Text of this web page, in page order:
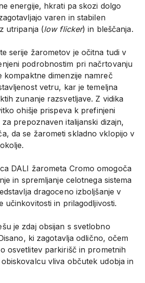
energije, hkrati pa skozi dolgo
varen in stabilen
utripanja (low flicker) in bleščanja.
serije žarometov je očitna tudi v
podrobnostim pri načrtovanju
kompaktne dimenzije namreč
vetru, kar je temeljna
zunanje razsvetljave. Z vidika
ohišje prispeva k prefinjeni
prepoznaven italijanski dizajn,
da se žarometi skladno vklopijo v
DALI žarometa Cromo omogoča
in spremljanje celotnega sistema
dragoceno izboljšanje v
učinkovitosti in prilagodljivosti.
je zdaj obsijan s svetlobno
ki zagotavlja odlično, očem
osvetlitev parkirišč in prometnih
vliva občutek udobja in